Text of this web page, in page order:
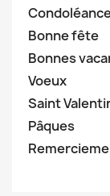
Bonne fête
Bonnes
Voeux
Saint
Pâques